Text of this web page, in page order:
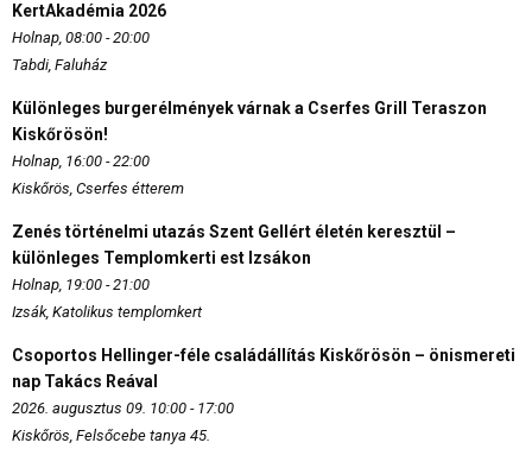
KertAkadémia 2026
Holnap, 08:00 - 20:00
Tabdi, Faluház
Különleges burgerélmények várnak a Cserfes Grill Teraszon
Kiskőrösön!
Holnap, 16:00 - 22:00
Kiskőrös, Cserfes étterem
Zenés történelmi utazás Szent Gellért életén keresztül –
különleges Templomkerti est Izsákon
Holnap, 19:00 - 21:00
Izsák, Katolikus templomkert
Csoportos Hellinger-féle családállítás Kiskőrösön – önismereti
nap Takács Reával
2026. augusztus 09. 10:00 - 17:00
Kiskőrös, Felsőcebe tanya 45.